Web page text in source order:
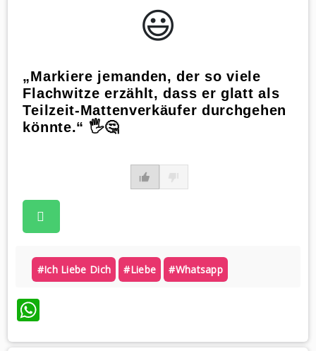
😃️
„Markiere jemanden, der so viele
Flachwitze erzählt, dass er glatt als
Teilzeit-Mattenverkäufer durchgehen
könnte.“ 🖐️🤔
#ich Liebe Dich #liebe #whatsapp
WhatsApp